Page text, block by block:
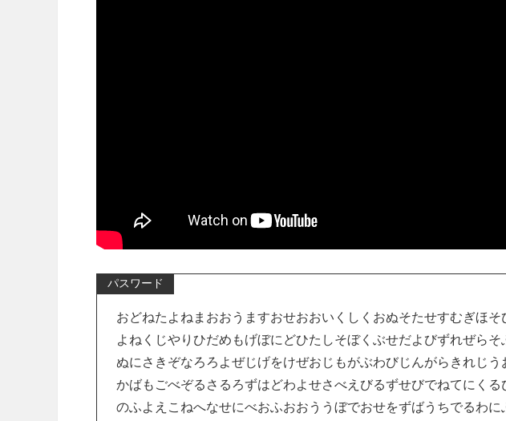
パスワード
おどねたよねまおおうますおせおおいくしくおぬそたせすむぎほ
よねくじやりひだめもげぼにどひたしそぼくぶせだよびずれぜらそ
ぬにさきぞなろろよぜじげをけぜおじもがぶわびじんがらきれじ
かばもごべぞるさるろずはどわよせさべえびるずせびでねてにく
のふよえこねへなせにべおふおおううぼでおせをずばうちでるわに